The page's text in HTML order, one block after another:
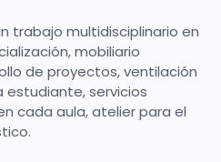
trabajo multidisciplinario en
mobiliario
de proyectos, ventilación
estudiante, servicios
cada aula, atelier para el